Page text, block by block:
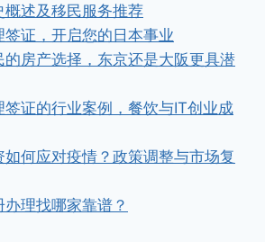
概述及移民服务推荐
签证，开启您的日本事业
的房产选择，东京还是大阪更具潜
签证的行业案例，餐饮与IT创业成
如何应对疫情？政策调整与市场复
理找哪家靠谱？